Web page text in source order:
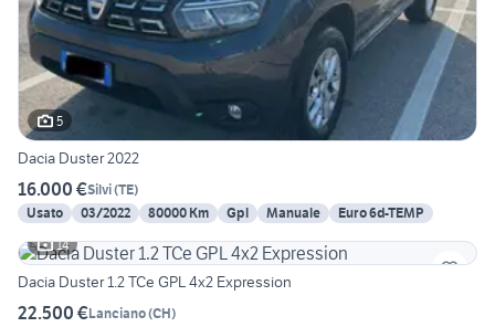
5
Dacia Duster 2022
16.000 €Silvi(TE)
Usato
03/2022 80000 Km Gpl Manuale
Euro 6d-TEMP
14
Dacia Duster 1.2 TCe GPL 4x2 Expression
22.500 €Lanciano(CH)